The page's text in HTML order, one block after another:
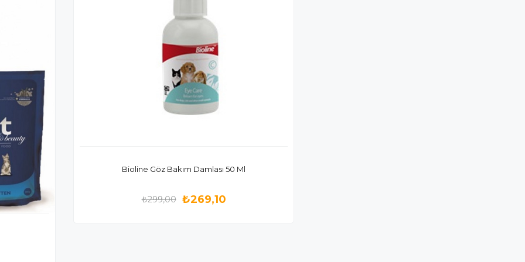
Bioline Göz Bakım Damlası 50 Ml
₺269,10
₺299,00